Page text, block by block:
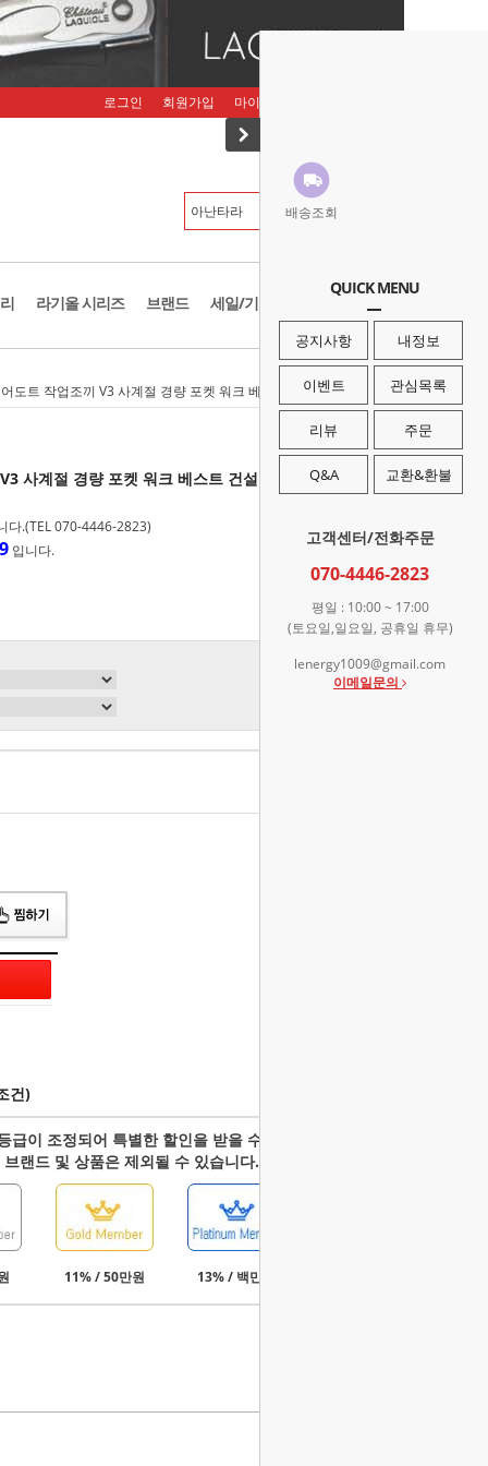
배송조회
QUICK MENU
공지사항 내정보
이벤트 관심목록
리뷰 주문
Q&A 교환&환불
고객센터/전화주문
070-4446-2823
평일 : 10:00 ~ 17:00
(토요일,일요일, 공휴일 휴무)
lenergy1009@gmail.com
이메일문의
로그인 회원가입 마이페이지
라기올 시리즈 브랜드 세일/기획존
도트 작업조끼 V3 사계절 경량 포켓 워크 베스트 건설 페인트 현장 작업복
사계절 경량 포켓 워크 베스트 건설 페인트 현장 작업복
다.(TEL 070-4446-2823)
입니다.
건)
급이 조정되어 특별한 할인을 받을 수 있습니다.
랜드 및 상품은 제외될 수 있습니다.
11% / 50만원 13% / 백만원